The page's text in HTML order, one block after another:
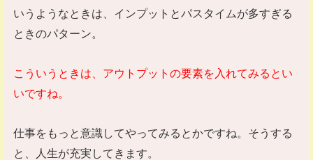
いうようなときは、インプットとパスタイムが多すぎる
ときのパターン。
こういうときは、アウトプットの要素を入れてみるとい
いですね。
仕事をもっと意識してやってみるとかですね。そうする
と、人生が充実してきます。